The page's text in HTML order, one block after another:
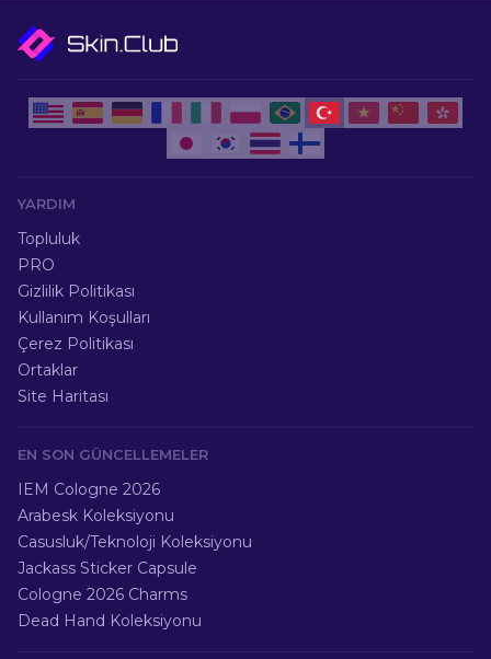
YARDIM
Topluluk
PRO
Gizlilik Politikası
Kullanım Koşulları
Çerez Politikası
Ortaklar
Site Haritası
EN SON GÜNCELLEMELER
IEM Cologne 2026
Arabesk Koleksiyonu
Casusluk/Teknoloji Koleksiyonu
Jackass Sticker Capsule
Cologne 2026 Charms
Dead Hand Koleksiyonu